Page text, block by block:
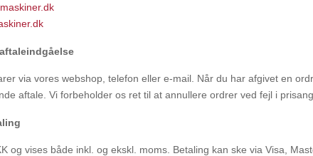
via vores webshop, telefon eller e-mail. Når du har afgivet en
aftale. Vi forbeholder os ret til at annullere ordrer ved fejl i
og vises både inkl. og ekskl. moms. Betaling kan ske via Visa,